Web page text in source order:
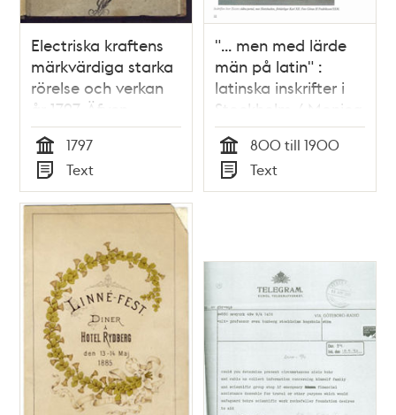
Electriska kraftens
märkvärdiga starka
rörelse och verkan
år 1797. Äfven
anmärkd såsom
förmodad orsak til
katt-slägtets
besynnerliga pest i
hufvudstaden
Tid
1797
Typ
Text
"... men med lärde
män på latin" :
latinska inskrifter i
Stockholm / Monica
Eriksson
Tid
800 till 1900
Typ
Text